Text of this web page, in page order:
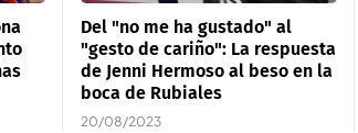
Del "no me ha gustado" al
"gesto de cariño": La respuesta
de Jenni Hermoso al beso en la
boca de Rubiales
20/08/2023